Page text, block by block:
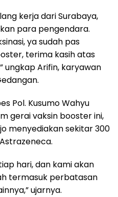
kerja dari Surabaya,
para pengendara.
ya sudah pas
terima kasih atas
ungkap Arifin, karyawan
Pol. Kusumo Wahyu
gerai vaksin booster ini,
menyediakan sekitar 300
hari, dan kami akan
termasuk perbatasan
ujarnya.